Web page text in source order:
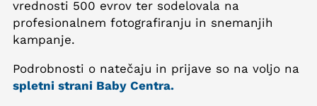
vrednosti 500 evrov ter sodelovala na
profesionalnem fotografiranju in snemanjih
kampanje.
Podrobnosti o natečaju in prijave so na voljo na
spletni strani Baby Centra.